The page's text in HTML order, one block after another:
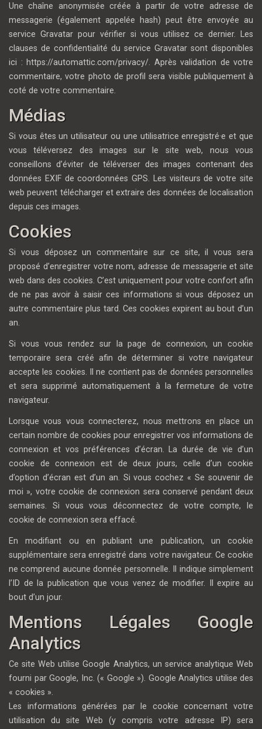
Une chaîne anonymisée créée à partir de votre adresse de
messagerie (également appelée hash) peut être envoyée au
service Gravatar pour vérifier si vous utilisez ce dernier. Les
clauses de confidentialité du service Gravatar sont disponibles
ici : https://automattic.com/privacy/. Après validation de votre
commentaire, votre photo de profil sera visible publiquement à
coté de votre commentaire.
Médias
Si vous êtes un utilisateur ou une utilisatrice enregistré·e et que
vous téléversez des images sur le site web, nous vous
conseillons d’éviter de téléverser des images contenant des
données EXIF de coordonnées GPS. Les visiteurs de votre site
web peuvent télécharger et extraire des données de localisation
depuis ces images.
Cookies
Si vous déposez un commentaire sur ce site, il vous sera
proposé d’enregistrer votre nom, adresse de messagerie et site
web dans des cookies. C’est uniquement pour votre confort afin
de ne pas avoir à saisir ces informations si vous déposez un
autre commentaire plus tard. Ces cookies expirent au bout d’un
an.
Si vous vous rendez sur la page de connexion, un cookie
temporaire sera créé afin de déterminer si votre navigateur
accepte les cookies. Il ne contient pas de données personnelles
et sera supprimé automatiquement à la fermeture de votre
navigateur.
Lorsque vous vous connecterez, nous mettrons en place un
certain nombre de cookies pour enregistrer vos informations de
connexion et vos préférences d’écran. La durée de vie d’un
cookie de connexion est de deux jours, celle d’un cookie
d’option d’écran est d’un an. Si vous cochez « Se souvenir de
moi », votre cookie de connexion sera conservé pendant deux
semaines. Si vous vous déconnectez de votre compte, le
cookie de connexion sera effacé.
En modifiant ou en publiant une publication, un cookie
supplémentaire sera enregistré dans votre navigateur. Ce cookie
ne comprend aucune donnée personnelle. Il indique simplement
l’ID de la publication que vous venez de modifier. Il expire au
bout d’un jour.
Mentions Légales Google
Analytics
Ce site Web utilise Google Analytics, un service analytique Web
fourni par Google, Inc. (« Google »). Google Analytics utilise des
« cookies ».
Les informations générées par le cookie concernant votre
utilisation du site Web (y compris votre adresse IP) sera